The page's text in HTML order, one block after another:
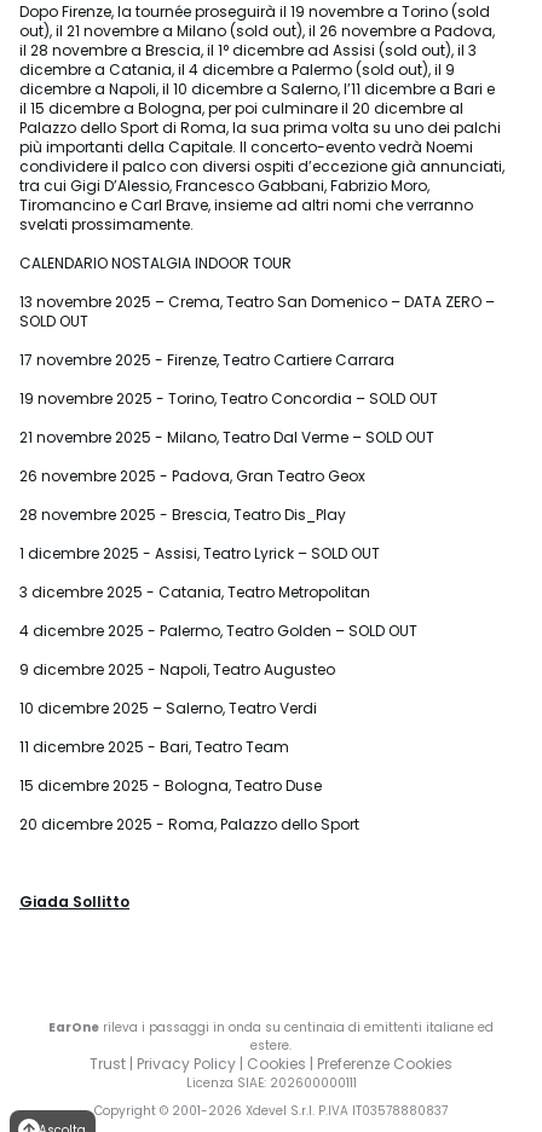
Dopo Firenze, la tournée proseguirà il 19 novembre a Torino (sold
out), il 21 novembre a Milano (sold out), il 26 novembre a Padova,
il 28 novembre a Brescia, il 1° dicembre ad Assisi (sold out), il 3
dicembre a Catania, il 4 dicembre a Palermo (sold out), il 9
dicembre a Napoli, il 10 dicembre a Salerno, l’11 dicembre a Bari e
il 15 dicembre a Bologna, per poi culminare il 20 dicembre al
Palazzo dello Sport di Roma, la sua prima volta su uno dei palchi
più importanti della Capitale. Il concerto-evento vedrà Noemi
condividere il palco con diversi ospiti d’eccezione già annunciati,
tra cui Gigi D’Alessio, Francesco Gabbani, Fabrizio Moro,
Tiromancino e Carl Brave, insieme ad altri nomi che verranno
svelati prossimamente.
CALENDARIO NOSTALGIA INDOOR TOUR
13 novembre 2025 – Crema, Teatro San Domenico – DATA ZERO –
SOLD OUT
17 novembre 2025 - Firenze, Teatro Cartiere Carrara
19 novembre 2025 - Torino, Teatro Concordia – SOLD OUT
21 novembre 2025 - Milano, Teatro Dal Verme – SOLD OUT
26 novembre 2025 - Padova, Gran Teatro Geox
28 novembre 2025 - Brescia, Teatro Dis_Play
1 dicembre 2025 - Assisi, Teatro Lyrick – SOLD OUT
3 dicembre 2025 - Catania, Teatro Metropolitan
4 dicembre 2025 - Palermo, Teatro Golden – SOLD OUT
9 dicembre 2025 - Napoli, Teatro Augusteo
10 dicembre 2025 – Salerno, Teatro Verdi
11 dicembre 2025 - Bari, Teatro Team
15 dicembre 2025 - Bologna, Teatro Duse
20 dicembre 2025 - Roma, Palazzo dello Sport
Giada Sollitto
EarOne rileva i passaggi in onda su centinaia di emittenti italiane ed
estere.
Trust | Privacy Policy | Cookies | Preferenze Cookies
Licenza SIAE: 202600000111
Copyright © 2001-2026 Xdevel S.r.l. P.IVA IT03578880837